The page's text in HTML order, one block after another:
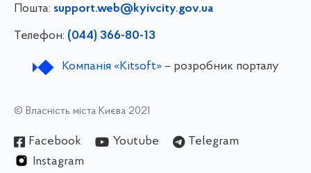
Пошта: support.web@kyivcity.gov.ua
Телефон: (044) 366-80-13
Компанія «Kitsoft»– розробник порталу
© Власність міста Києва 2021
Facebook Youtube
Telegram
Instagram